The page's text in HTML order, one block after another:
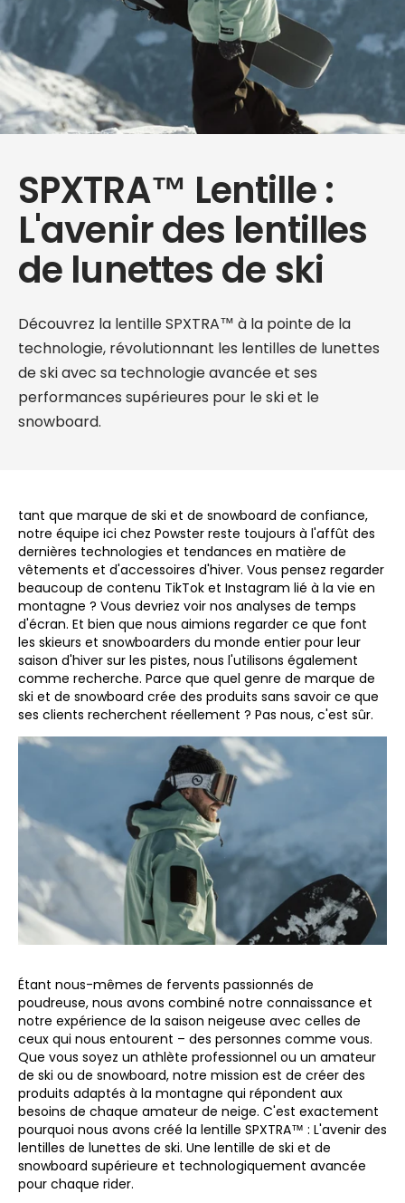
SPXTRA™ Lentille :
L'avenir des lentilles
de lunettes de ski
Découvrez la lentille SPXTRA™ à la pointe de la
technologie, révolutionnant les lentilles de lunettes
de ski avec sa technologie avancée et ses
performances supérieures pour le ski et le
snowboard.
tant que marque de ski et de snowboard de confiance,
notre équipe ici chez Powster reste toujours à l'affût des
dernières technologies et tendances en matière de
vêtements et d'accessoires d'hiver. Vous pensez regarder
beaucoup de contenu TikTok et Instagram lié à la vie en
montagne ? Vous devriez voir nos analyses de temps
d'écran. Et bien que nous aimions regarder ce que font
les skieurs et snowboarders du monde entier pour leur
saison d'hiver sur les pistes, nous l'utilisons également
comme recherche. Parce que quel genre de marque de
ski et de snowboard crée des produits sans savoir ce que
ses clients recherchent réellement ? Pas nous, c'est sûr.
Étant nous-mêmes de fervents passionnés de
poudreuse, nous avons combiné notre connaissance et
notre expérience de la saison neigeuse avec celles de
ceux qui nous entourent – des personnes comme vous.
Que vous soyez un athlète professionnel ou un amateur
de ski ou de snowboard, notre mission est de créer des
produits adaptés à la montagne qui répondent aux
besoins de chaque amateur de neige. C'est exactement
pourquoi nous avons créé la lentille SPXTRA™ : L'avenir des
lentilles de lunettes de ski. Une lentille de ski et de
snowboard supérieure et technologiquement avancée
pour chaque rider.